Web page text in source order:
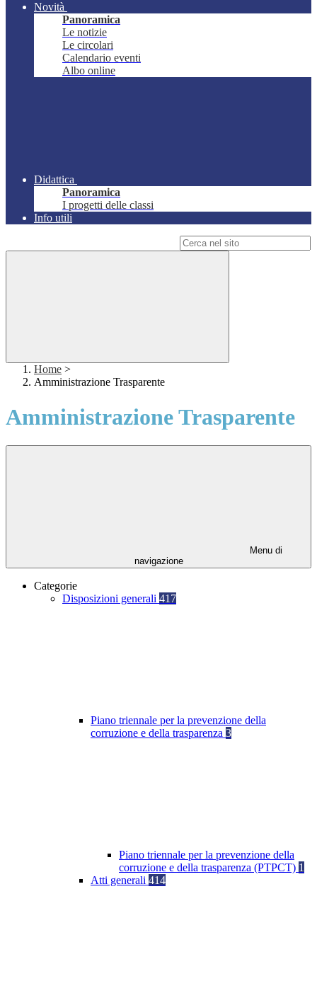
Novità
Panoramica
Le notizie
Le circolari
Calendario eventi
Albo online
Didattica
Panoramica
I progetti delle classi
Info utili
Home >
Amministrazione Trasparente
Amministrazione Trasparente
Menu di
navigazione
Categorie
Disposizioni generali 417
Piano triennale per la prevenzione della
corruzione e della trasparenza 3
Piano triennale per la prevenzione della
corruzione e della trasparenza (PTPCT) 1
Atti generali 414